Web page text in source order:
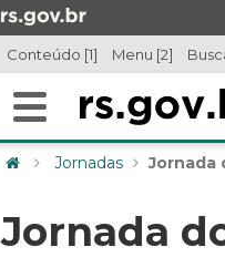
Conteúdo [1] Menu [2]
Alterna
navegação
Jornadas Jornada
Jornada